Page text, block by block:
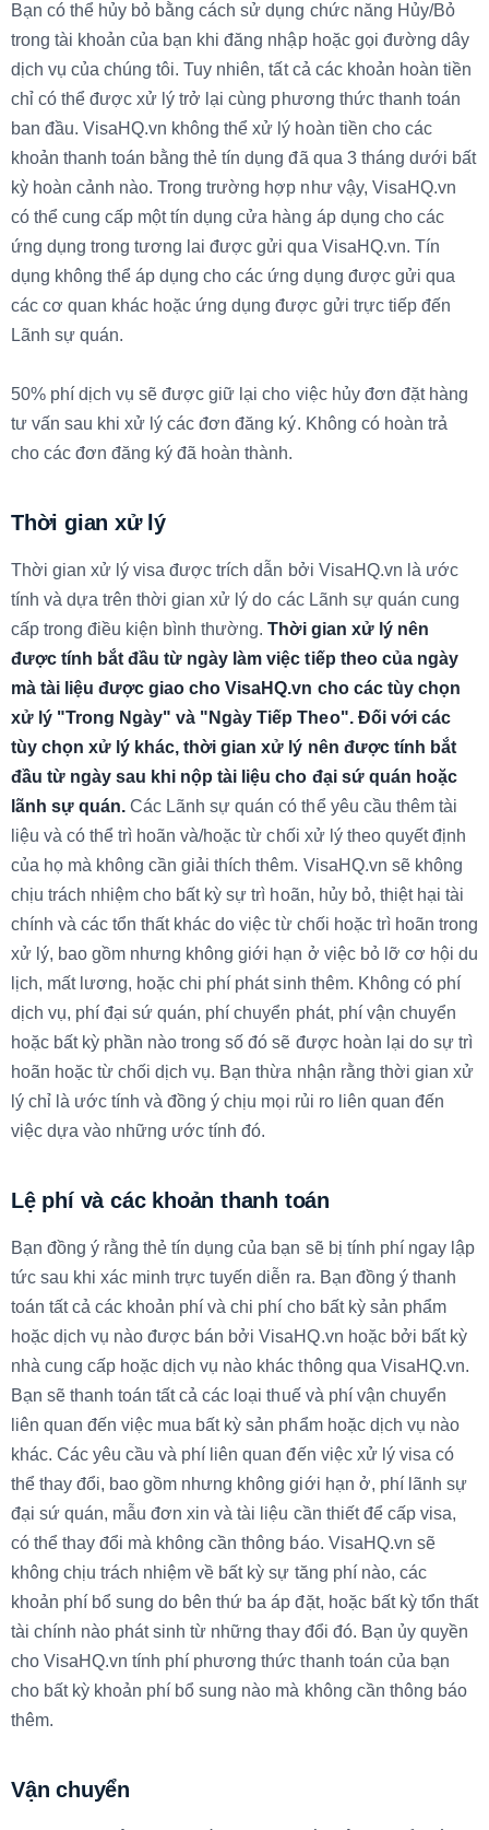
Bạn có thể hủy bỏ bằng cách sử dụng chức năng Hủy/Bỏ
trong tài khoản của bạn khi đăng nhập hoặc gọi đường dây
dịch vụ của chúng tôi. Tuy nhiên, tất cả các khoản hoàn tiền
chỉ có thể được xử lý trở lại cùng phương thức thanh toán
ban đầu. VisaHQ.vn không thể xử lý hoàn tiền cho các
khoản thanh toán bằng thẻ tín dụng đã qua 3 tháng dưới bất
kỳ hoàn cảnh nào. Trong trường hợp như vậy, VisaHQ.vn
có thể cung cấp một tín dụng cửa hàng áp dụng cho các
ứng dụng trong tương lai được gửi qua VisaHQ.vn. Tín
dụng không thể áp dụng cho các ứng dụng được gửi qua
các cơ quan khác hoặc ứng dụng được gửi trực tiếp đến
Lãnh sự quán.
50% phí dịch vụ sẽ được giữ lại cho việc hủy đơn đặt hàng
tư vấn sau khi xử lý các đơn đăng ký. Không có hoàn trả
cho các đơn đăng ký đã hoàn thành.
Thời gian xử lý
Thời gian xử lý visa được trích dẫn bởi VisaHQ.vn là ước
tính và dựa trên thời gian xử lý do các Lãnh sự quán cung
cấp trong điều kiện bình thường.Thời gian xử lý nên
được tính bắt đầu từ ngày làm việc tiếp theo của ngày
mà tài liệu được giao cho VisaHQ.vn cho các tùy chọn
xử lý "Trong Ngày" và "Ngày Tiếp Theo". Đối với các
tùy chọn xử lý khác, thời gian xử lý nên được tính bắt
đầu từ ngày sau khi nộp tài liệu cho đại sứ quán hoặc
lãnh sự quán. Các Lãnh sự quán có thể yêu cầu thêm tài
liệu và có thể trì hoãn và/hoặc từ chối xử lý theo quyết định
của họ mà không cần giải thích thêm. VisaHQ.vn sẽ không
chịu trách nhiệm cho bất kỳ sự trì hoãn, hủy bỏ, thiệt hại tài
chính và các tổn thất khác do việc từ chối hoặc trì hoãn trong
xử lý, bao gồm nhưng không giới hạn ở việc bỏ lỡ cơ hội du
lịch, mất lương, hoặc chi phí phát sinh thêm. Không có phí
dịch vụ, phí đại sứ quán, phí chuyển phát, phí vận chuyển
hoặc bất kỳ phần nào trong số đó sẽ được hoàn lại do sự trì
hoãn hoặc từ chối dịch vụ. Bạn thừa nhận rằng thời gian xử
lý chỉ là ước tính và đồng ý chịu mọi rủi ro liên quan đến
việc dựa vào những ước tính đó.
Lệ phí và các khoản thanh toán
Bạn đồng ý rằng thẻ tín dụng của bạn sẽ bị tính phí ngay lập
tức sau khi xác minh trực tuyến diễn ra. Bạn đồng ý thanh
toán tất cả các khoản phí và chi phí cho bất kỳ sản phẩm
hoặc dịch vụ nào được bán bởi VisaHQ.vn hoặc bởi bất kỳ
nhà cung cấp hoặc dịch vụ nào khác thông qua VisaHQ.vn.
Bạn sẽ thanh toán tất cả các loại thuế và phí vận chuyển
liên quan đến việc mua bất kỳ sản phẩm hoặc dịch vụ nào
khác. Các yêu cầu và phí liên quan đến việc xử lý visa có
thể thay đổi, bao gồm nhưng không giới hạn ở, phí lãnh sự
đại sứ quán, mẫu đơn xin và tài liệu cần thiết để cấp visa,
có thể thay đổi mà không cần thông báo. VisaHQ.vn sẽ
không chịu trách nhiệm về bất kỳ sự tăng phí nào, các
khoản phí bổ sung do bên thứ ba áp đặt, hoặc bất kỳ tổn thất
tài chính nào phát sinh từ những thay đổi đó. Bạn ủy quyền
cho VisaHQ.vn tính phí phương thức thanh toán của bạn
cho bất kỳ khoản phí bổ sung nào mà không cần thông báo
thêm.
Vận chuyển